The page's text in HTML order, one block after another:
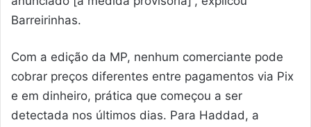
Barreirinhas.
Com a edição da MP, nenhum comerciante pode
cobrar preços diferentes entre pagamentos via Pix
e em dinheiro, prática que começou a ser
detectada nos últimos dias. Para Haddad, a